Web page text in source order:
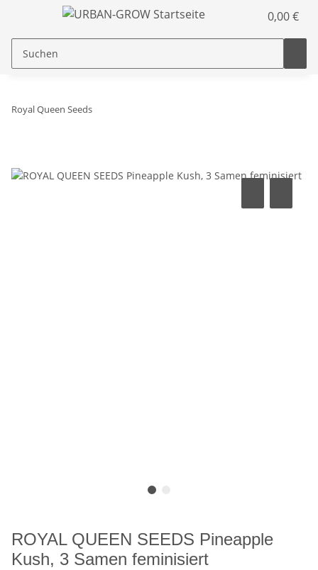
0,00 €
Royal Queen Seeds
ROYAL QUEEN SEEDS Pineapple
Kush, 3 Samen feminisiert